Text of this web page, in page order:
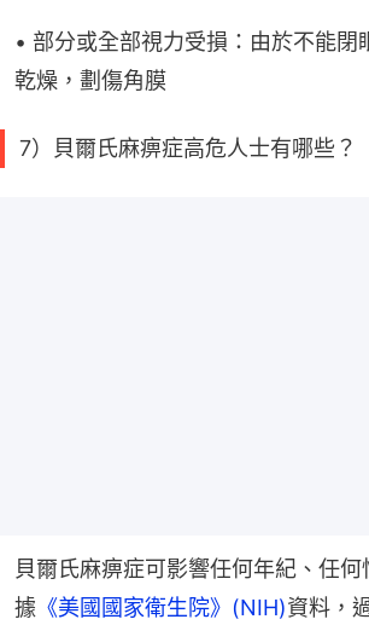
• 部分或全部視力受損：由於不能閉
乾燥，劃傷角膜
7）貝爾氏麻痹症高危人士有哪些？
貝爾氏麻痹症可影響任何年紀、任
據 《美國國家衛生院》(NIH)資料，